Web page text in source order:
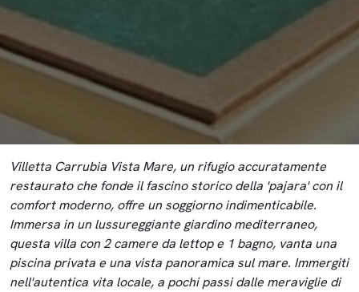
Villetta Carrubia Vista Mare, un rifugio accuratamente
restaurato che fonde il fascino storico della 'pajara' con il
comfort moderno, offre un soggiorno indimenticabile.
Immersa in un lussureggiante giardino mediterraneo,
questa villa con 2 camere da lettop e 1 bagno, vanta una
piscina privata e una vista panoramica sul mare. Immergiti
nell'autentica vita locale, a pochi passi dalle meraviglie di